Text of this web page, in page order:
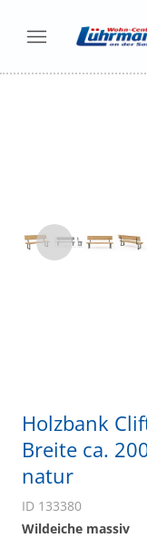
Holzbank
Breite ca.
natur
ID 133380
Wildeiche massiv